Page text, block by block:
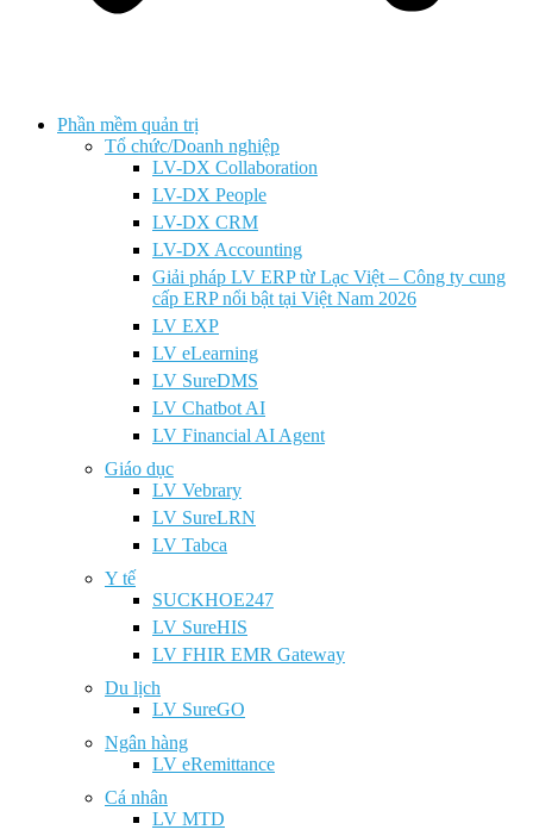
Phần mềm quản trị
Tổ chức/Doanh nghiệp
LV-DX Collaboration
LV-DX People
LV-DX CRM
LV-DX Accounting
Giải pháp LV ERP từ Lạc Việt – Công ty cung
cấp ERP nổi bật tại Việt Nam 2026
LV EXP
LV eLearning
LV SureDMS
LV Chatbot AI
LV Financial AI Agent
Giáo dục
LV Vebrary
LV SureLRN
LV Tabca
Y tế
SUCKHOE247
LV SureHIS
LV FHIR EMR Gateway
Du lịch
LV SureGO
Ngân hàng
LV eRemittance
Cá nhân
LV MTD